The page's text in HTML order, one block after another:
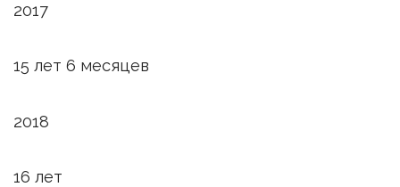
2017
15 лет 6 месяцев
2018
16 лет